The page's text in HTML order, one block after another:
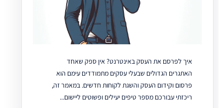
איך לפרסם את העסק באינטרנט? אין ספק שאחד
האתגרים הגדולים שבעלי עסקים מתמודדים עימם הוא
פרסום וקידום העסק והשגת לקוחות חדשים. במאמר זה,
ריכזתי עבורכם מספר טיפים יעילים ופשוטים ליישום...